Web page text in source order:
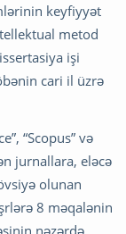
keyfiyyət
metod
işi
cari il üzrə
“Scopus” və
jurnallara, eləcə
olunan
8 məqalənin
nəzərdə